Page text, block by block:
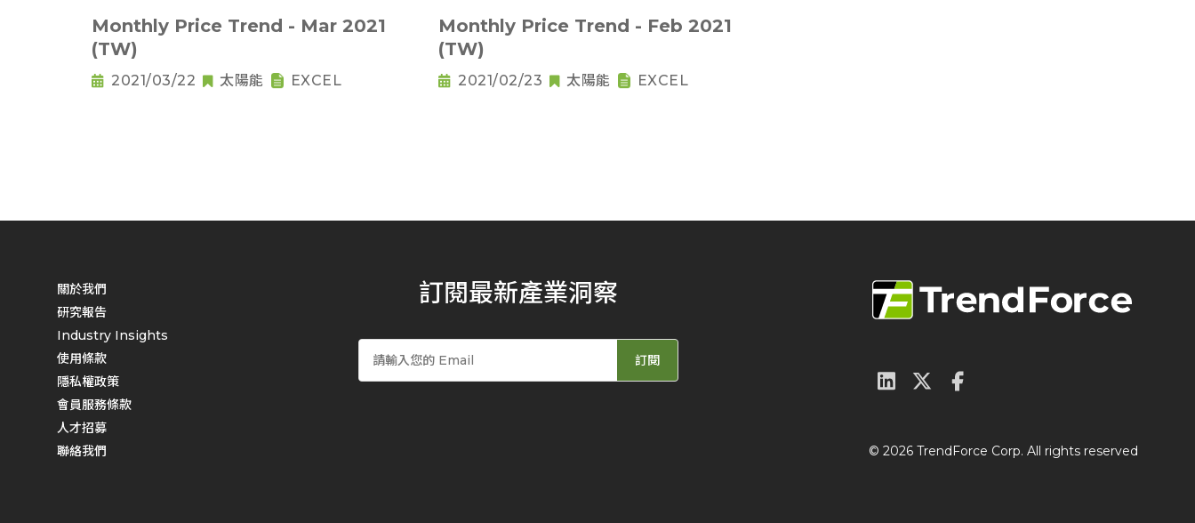
Monthly Price Trend - Mar 2021
(TW)
2021/03/22 太陽能 EXCEL
Monthly Price Trend - Feb 2021
(TW)
2021/02/23 太陽能 EXCEL
關於我們
研究報告
Industry Insights
使用條款
隱私權政策
會員服務條款
人才招募
聯絡我們
訂閱最新產業洞察
訂閱
© 2026 TrendForce Corp. All rights reserved